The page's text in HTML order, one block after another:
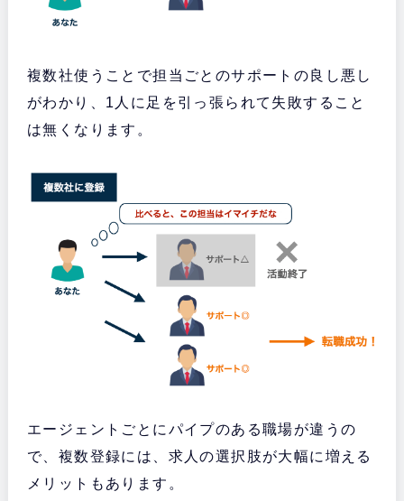
複数社使うことで担当ごとのサポートの良し悪し
がわかり、1人に足を引っ張られて失敗すること
は無くなります。
エージェントごとにパイプのある職場が違うの
で、複数登録には、求人の選択肢が大幅に増える
メリットもあります。